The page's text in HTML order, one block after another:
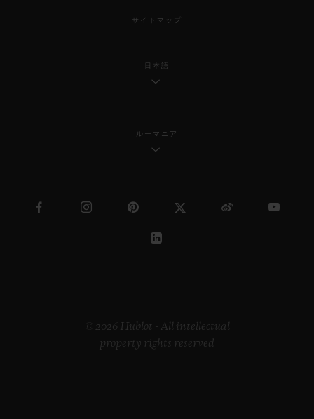
サイトマップ
日本語
ルーマニア
© 2026 Hublot - All intellectual
property rights reserved